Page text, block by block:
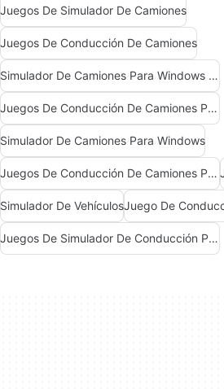
Juegos De Simulador De Camiones
Juegos De Conducción De Camiones
Simulador De Camiones Para Windows 10
Juegos De Conducción De Camiones Para Windows 7
Simulador De Camiones Para Windows
Juegos De Conducción De Camiones Para Windows
Simulador De VehículosJuego De
Juegos De Simulador De Conducción Para Windows 10